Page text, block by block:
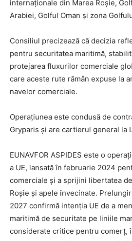
internaționale din Marea Roșie,
Arabiei, Golful Oman și zona
Consiliul precizează că decizia
pentru securitatea maritimă,
protejarea fluxurilor comerciale
care aceste rute rămân expuse la
navelor comerciale.
Operațiunea este condusă de
Gryparis și are cartierul general la
EUNAVFOR ASPIDES este o
a UE, lansată în februarie 2024
comerciale și a sprijini libertatea
Roșie și apele învecinate.
2027 confirmă intenția UE de a
maritimă de securitate pe liniile
considerate critice pentru comerț,